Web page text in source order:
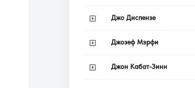
Джо Диспензе
Джозеф Мэрфи
Джон Кабат-Зинн